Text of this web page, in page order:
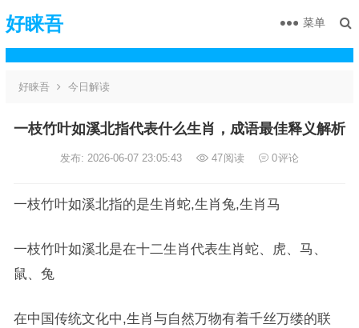
好睐吾 菜单
好睐吾 今日解读
一枝竹叶如溪北指代表什么生肖，成语最佳释义解析
发布: 2026-06-07 23:05:43 47阅读 0评论
一枝竹叶如溪北指的是生肖蛇,生肖兔,生肖马
一枝竹叶如溪北是在十二生肖代表生肖蛇、虎、马、
鼠、兔
在中国传统文化中,生肖与自然万物有着千丝万缕的联